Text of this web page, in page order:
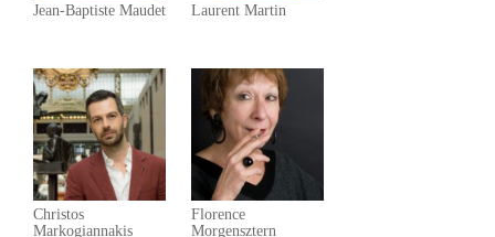
Jean-Baptiste Maudet Laurent Martin
Christos
Markogiannakis
Florence
Morgensztern